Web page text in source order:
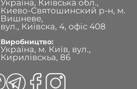
Україна, Київська обл.,
Киево-Святошинский р-н, м.
Вишневе,
вул., Київска, 4, офіс 408
Виробництво:
Україна, м. Київ, вул.,
Кирилівскьа, 86